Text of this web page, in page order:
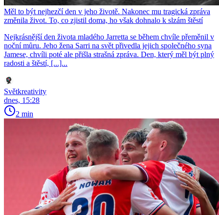
Měl to být nejhezčí den v jeho životě. Nakonec mu tragická zpráva
změnila život. To, co zjistil doma, ho však dohnalo k slzám štěstí
Nejkrásnější den života mladého Jarretta se během chvíle přeměnil v
noční můru. Jeho žena Sarri na svět přivedla jejich společného syna
Jamese, chvíli poté ale přišla strašná zpráva. Den, který měl být plný
radosti a štěstí, [...]...
Světkreativity
dnes, 15:28
2 min